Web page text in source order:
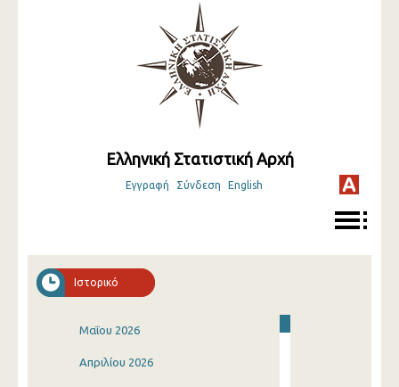
Ελληνική Στατιστική Αρχή
Εγγραφή Σύνδεση English
Ιστορικό
Μαΐου 2026
Απριλίου 2026